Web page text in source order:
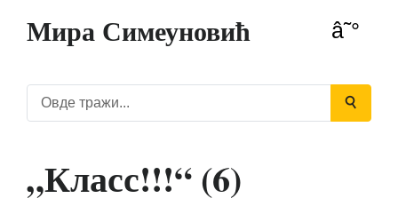
Мира Симеуновић
„Класс!!!“ (6)